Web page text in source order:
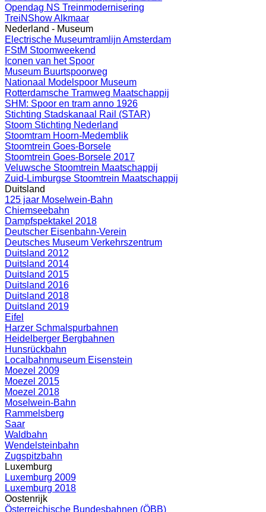
Opendag NS Treinmodernisering
TreiNShow Alkmaar
Nederland - Museum
Electrische Museumtramlijn Amsterdam
FStM Stoomweekend
Iconen van het Spoor
Museum Buurtspoorweg
Nationaal Modelspoor Museum
Rotterdamsche Tramweg Maatschappij
SHM: Spoor en tram anno 1926
Stichting Stadskanaal Rail (STAR)
Stoom Stichting Nederland
Stoomtram Hoorn-Medemblik
Stoomtrein Goes-Borsele
Stoomtrein Goes-Borsele 2017
Veluwsche Stoomtrein Maatschappij
Zuid-Limburgse Stoomtrein Maatschappij
Duitsland
125 jaar Moselwein-Bahn
Chiemseebahn
Dampfspektakel 2018
Deutscher Eisenbahn-Verein
Deutsches Museum Verkehrszentrum
Duitsland 2012
Duitsland 2014
Duitsland 2015
Duitsland 2016
Duitsland 2018
Duitsland 2019
Eifel
Harzer Schmalspurbahnen
Heidelberger Bergbahnen
Hunsrückbahn
Localbahnmuseum Eisenstein
Moezel 2009
Moezel 2015
Moezel 2018
Moselwein-Bahn
Rammelsberg
Saar
Waldbahn
Wendelsteinbahn
Zugspitzbahn
Luxemburg
Luxemburg 2009
Luxemburg 2018
Oostenrijk
Österreichische Bundesbahnen (ÖBB)